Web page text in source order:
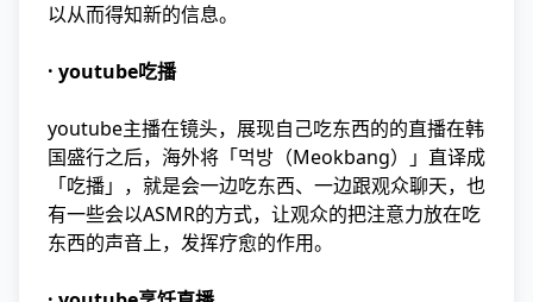
以从而得知新的信息。
· youtube吃播
youtube主播在镜头，展现自己吃东西的的直播在韩
国盛行之后，海外将「먹방（Meokbang）」直译成
「吃播」，就是会一边吃东西、一边跟观众聊天，也
有一些会以ASMR的方式，让观众的把注意力放在吃
东西的声音上，发挥疗愈的作用。